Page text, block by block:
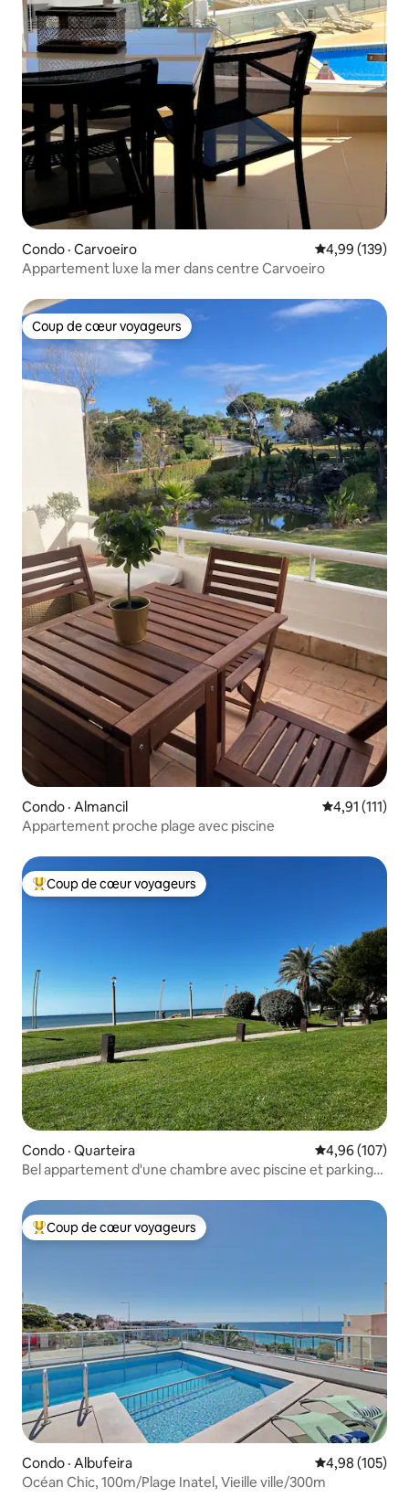
Condo · Carvoeiro Note
4,99 (139)
Appartement luxe la mer dans centre Carvoeiro
Coup de cœur voyageurs
Coup de cœur voyageurs
Condo · Almancil Note
4,91 (111)
Appartement proche plage avec piscine
Coup de cœur voyageurs parmi les plus aimés
Coup de cœur voyageurs
Condo · Quarteira Note
4,96 (107)
Bel appartement d'une chambre avec piscine et parking
Coup de cœur voyageurs parmi les plus aimés
Coup de cœur voyageurs
Condo · Albufeira Note
4,98 (105)
Océan Chic, 100m/Plage Inatel, Vieille ville/300m